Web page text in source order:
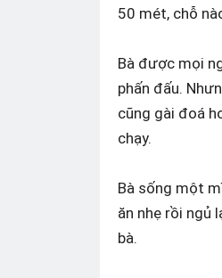
50 mét, chỗ
Bà được mọi
phấn đấu.
cũng gài đoá
chạy.
Bà sống một
ăn nhẹ rồi ngủ
bà.